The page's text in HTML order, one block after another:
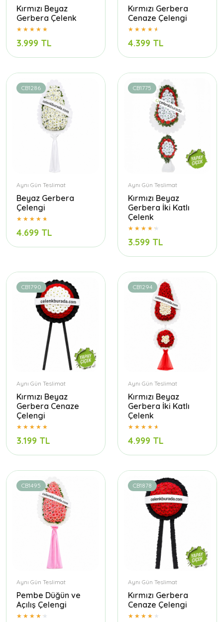
Kırmızı Beyaz
Gerbera Çelenk
3.999 TL
Kırmızı Gerbera
Cenaze Çelengi
4.399 TL
CB1286
Aynı Gün Teslimat
Beyaz Gerbera
Çelengi
4.699 TL
CB1775
Aynı Gün Teslimat
Kırmızı Beyaz
Gerbera İki Katlı
Çelenk
3.599 TL
CB1790
Aynı Gün Teslimat
Kırmızı Beyaz
Gerbera Cenaze
Çelengi
3.199 TL
CB1294
Aynı Gün Teslimat
Kırmızı Beyaz
Gerbera İki Katlı
Çelenk
4.999 TL
CB1495
Aynı Gün Teslimat
Pembe Düğün ve
Açılış Çelengi
CB1878
Aynı Gün Teslimat
Kırmızı Gerbera
Cenaze Çelengi